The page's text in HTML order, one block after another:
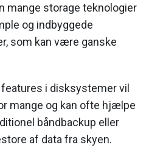
mange storage teknologier
og indbyggede
som kan være ganske
i disksystemer vil
mange og kan ofte hjælpe
båndbackup eller
af data fra skyen.